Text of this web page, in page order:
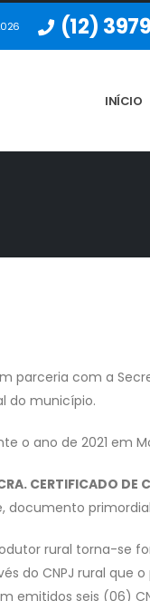
(12)
INÍCIO
parceria com a
do município.
o ano de 2021 em
CERTIFICADO DE
documento
rural torna-se
CNPJ rural que o
emitidos seis (06)